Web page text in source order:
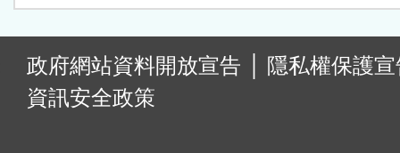
政府網站資料開放宣告
隱私權保護
資訊安全政策